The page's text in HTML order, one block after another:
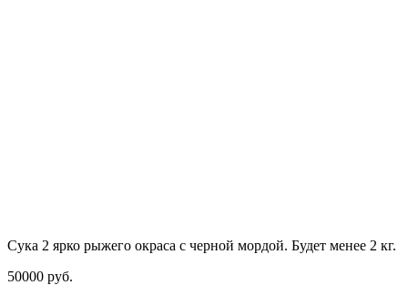
Сука 2 ярко рыжего окраса с черной мордой. Будет менее 2 кг.
50000 руб.